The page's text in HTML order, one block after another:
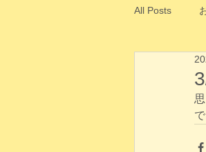
All Posts